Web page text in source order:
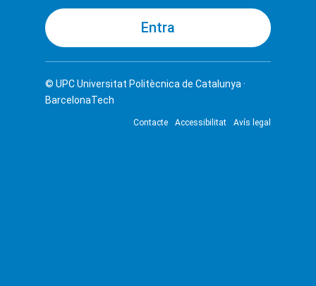
© UPCUniversitat Politècnica de Catalunya ·
BarcelonaTech
Contacte Accessibilitat Avís legal